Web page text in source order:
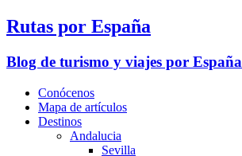
Rutas por España
Blog de turismo y viajes por España
Conócenos
Mapa de artículos
Destinos
Andalucia
Sevilla